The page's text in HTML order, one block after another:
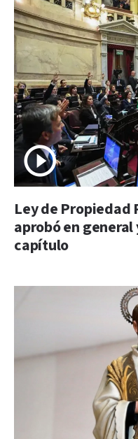
Ley de Propiedad
aprobó en
capítulo